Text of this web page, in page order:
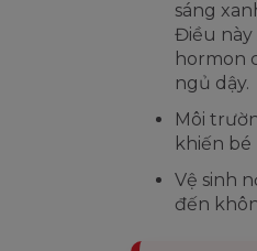
sáng
Điều này
hormon
ngủ dậy.
Môi
khiến
Vệ sinh
đến